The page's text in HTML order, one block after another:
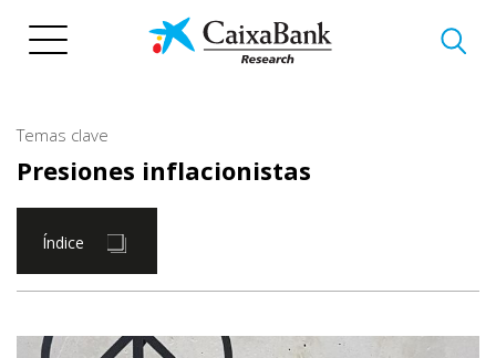
Temas clave
Presiones inflacionistas
Índice